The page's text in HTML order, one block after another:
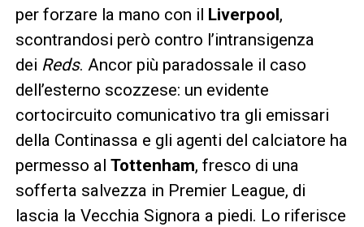
per forzare la mano con il Liverpool,
scontrandosi però contro l’intransigenza
dei Reds. Ancor più paradossale il caso
dell’esterno scozzese: un evidente
cortocircuito comunicativo tra gli emissari
della Continassa e gli agenti del calciatore ha
permesso al Tottenham, fresco di una
sofferta salvezza in Premier League, di
lascia la Vecchia Signora a piedi. Lo riferisce